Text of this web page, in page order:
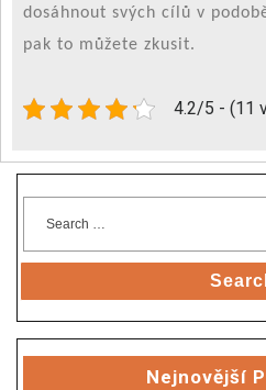
dosáhnout svých cílů v
pak to můžete zkusit.
4.2/5 - (11
Nejnovější